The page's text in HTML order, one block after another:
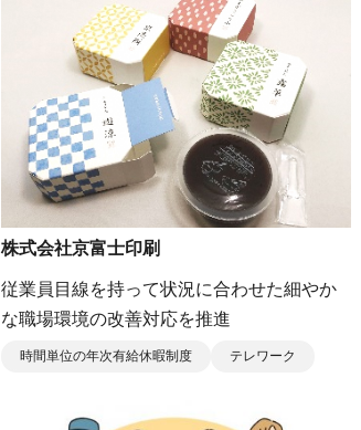
株式会社京富士印刷
従業員⽬線を持って状況に合わせた細やか
な職場環境の改善対応を推進
時間単位の年次有給休暇制度 テレワーク